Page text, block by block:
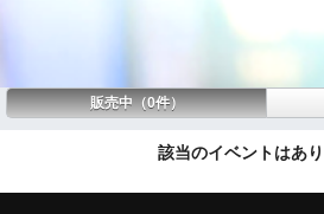
販売中（0件）
該当のイベントはあ